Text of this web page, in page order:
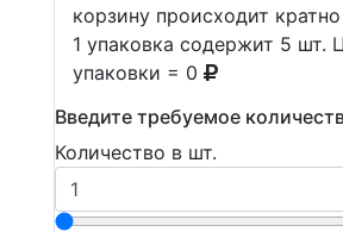
корзину происходит
1 упаковка содержит 5 шт.
упаковки = 0
Введите требуемое
Количество в шт.